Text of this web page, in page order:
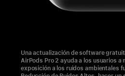
Una actualización de software
AirPods Pro 2 ayuda a los usuarios a
exposición a los ruidos ambientales